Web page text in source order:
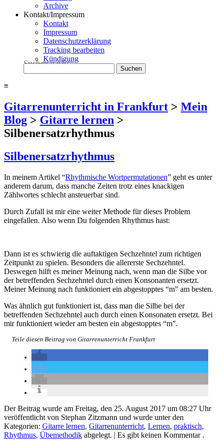
Archive
Kontakt/Impressum
Kontakt
Impressum
Datenschutzerklärung
Tracking bearbeiten
Kündigung
Suchen nach:
≡
Gitarrenunterricht in Frankfurt > Mein
Blog > Gitarre lernen >
Silbenersatzrhythmus
Silbenersatzrhythmus
In meinem Artikel “Rhythmische Wortpermutationen” geht es unter
anderem darum, dass manche Zeiten trotz eines knackigen
Zählwortes schlecht ansteuerbar sind.
Durch Zufall ist mir eine weiter Methode für dieses Problem
eingefallen. Also wenn Du folgenden Rhythmus hast:
Dann ist es schwierig die auftaktigen Sechzehntel zum richtigen
Zeitpunkt zu spielen. Besonders die allererste Sechzehntel.
Deswegen hilft es meiner Meinung nach, wenn man die Silbe vor
der betreffenden Sechzehntel durch einen Konsonanten ersetzt.
Meiner Meinung nach funktioniert ein abgestopptes “m” am besten.
Was ähnlich gut funktioniert ist, dass man die Silbe bei der
betreffenden Sechzehntel auch durch einen Konsonaten ersetzt. Bei
mir funktioniert wieder am besten ein abgestopptes “m”.
Teile diesen Beitrag von Gitarrenunterricht Frankfurt
Der Beitrag wurde am Freitag, den 25. August 2017 um 08:27 Uhr
veröffentlicht von Stephan Zitzmann und wurde unter den
Kategorien: Gitarre lernen, Gitarrenunterricht, Lernen, praktisch,
Rhythmus, Übemethodik abgelegt. | Es gibt keinen Kommentar .